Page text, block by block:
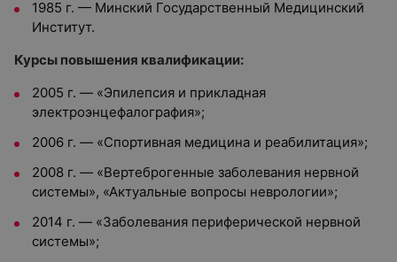
1985 г. — Минский Государственный Медицинский
Институт.
Курсы повышения квалификации:
2005 г. — «Эпилепсия и прикладная
электроэнцефалография»;
2006 г. — «Спортивная медицина и реабилитация»;
2008 г. — «Вертеброгенные заболевания нервной
системы», «Актуальные вопросы неврологии»;
2014 г. — «Заболевания периферической нервной
системы»;